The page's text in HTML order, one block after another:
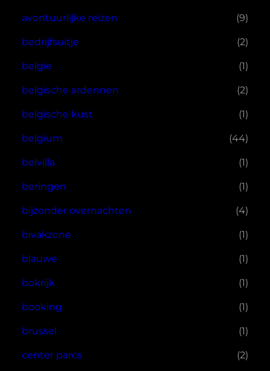
avontuurlijke reizen (9)
bedrijfsuitje (2)
belgie (1)
belgische ardennen (2)
belgische kust (1)
belgium (44)
belvilla (1)
beringen (1)
bijzonder overnachten (4)
bivakzone (1)
blauwe (1)
bokrijk (1)
booking (1)
brussel (1)
center parcs (2)